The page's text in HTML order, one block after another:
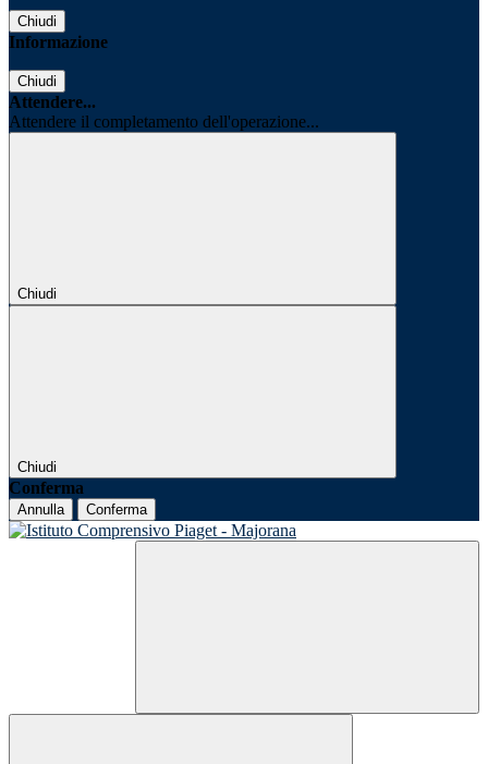
Chiudi
Informazione
Chiudi
Attendere...
Attendere il completamento dell'operazione...
Chiudi
Chiudi
Conferma
Annulla Conferma